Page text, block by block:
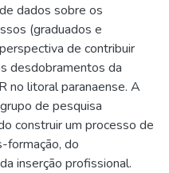
dados sobre os
(graduados e
de contribuir
desdobramentos da
no litoral paranaense. A
de pesquisa
construir um processo de
formação, do
inserção profissional.